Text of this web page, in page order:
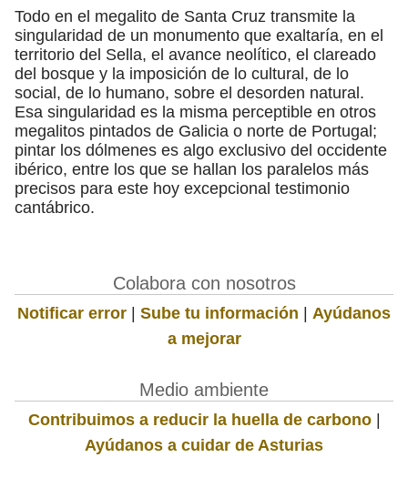
Todo en el megalito de Santa Cruz transmite la
singularidad de un monumento que exaltaría, en el
territorio del Sella, el avance neolítico, el clareado
del bosque y la imposición de lo cultural, de lo
social, de lo humano, sobre el desorden natural.
Esa singularidad es la misma perceptible en otros
megalitos pintados de Galicia o norte de Portugal;
pintar los dólmenes es algo exclusivo del occidente
ibérico, entre los que se hallan los paralelos más
precisos para este hoy excepcional testimonio
cantábrico.
Colabora con nosotros
Notificar error | Sube tu información | Ayúdanos
a mejorar
Medio ambiente
Contribuimos a reducir la huella de carbono|
Ayúdanos a cuidar de Asturias